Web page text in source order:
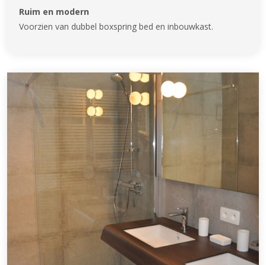
Ruim en modern
Voorzien van dubbel boxspring bed en inbouwkast.